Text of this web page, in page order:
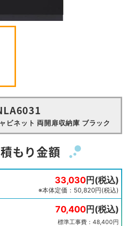
ビネット 両開扉収納庫 ブラック
もり金額
33,030円(税込)
※本体定価：50,820円(税込)
70,400円(税込)
標準工事費：48,400円